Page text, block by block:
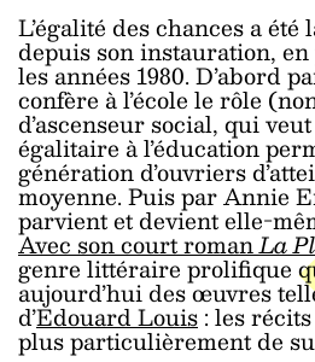
L’égalité des chances a
depuis son instauration,
les années 1980. D’abord
confère à l’école le rôle
d’ascenseur social, qui
égalitaire à l’éducation
génération d’ouvriers
moyenne. Puis par Annie
parvient et devient elle-
Avec son court romanLa
genre littéraire prolifique
aujourd’hui des œuvres
d’Edouard Louis: les
plus particulièrement de